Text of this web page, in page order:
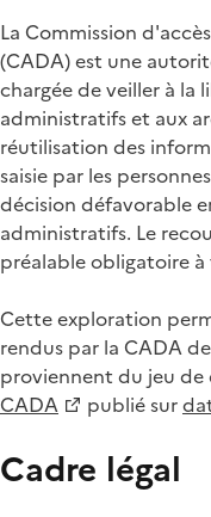
La Commission
(CADA) est une
chargée de veiller à la
administratifs et aux
réutilisation des
saisie par les
décision défavorable
administratifs. Le
préalable obligatoire
Cette exploration
rendus par la CADA
proviennent du jeu de
CADA
publié sur
Cadre légal